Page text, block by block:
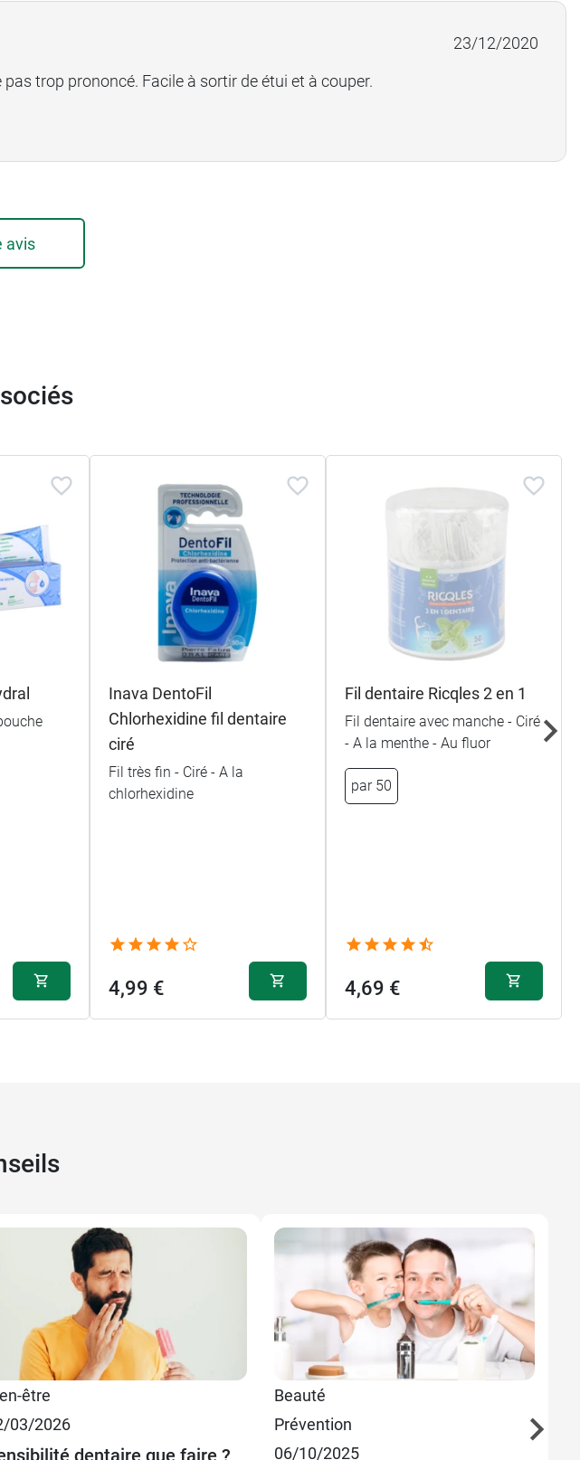
23/12/2020
trop prononcé. Facile à sortir de étui et à couper.
avis
Inava DentoFil
Chlorhexidine fil dentaire
ciré
Fil très fin - Ciré - A la
chlorhexidine
4,99 €
Fil dentaire Ricqles 2 en 1
Fil dentaire avec manche - Ciré
- A la menthe - Au fluor
par 50
4,69 €
être
03/2026
dentaire que faire ?
Beauté
Prévention
06/10/2025